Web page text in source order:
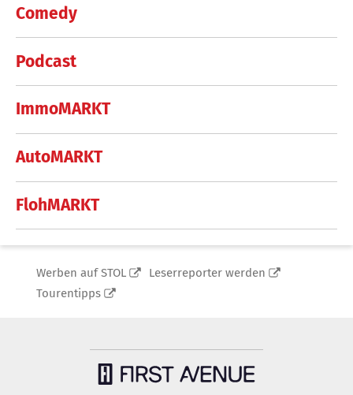
Comedy
Podcast
ImmoMARKT
AutoMARKT
FlohMARKT
Werben auf STOL
Leserreporter werden
Tourentipps